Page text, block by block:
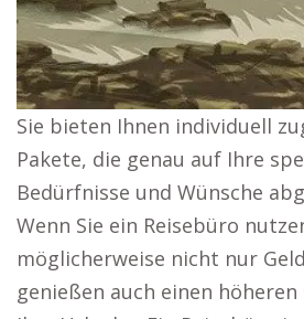
Sie bieten Ihnen individuell
Pakete, die genau auf Ihre
Bedürfnisse und Wünsche
Wenn Sie ein Reisebüro
möglicherweise nicht nur
genießen auch einen